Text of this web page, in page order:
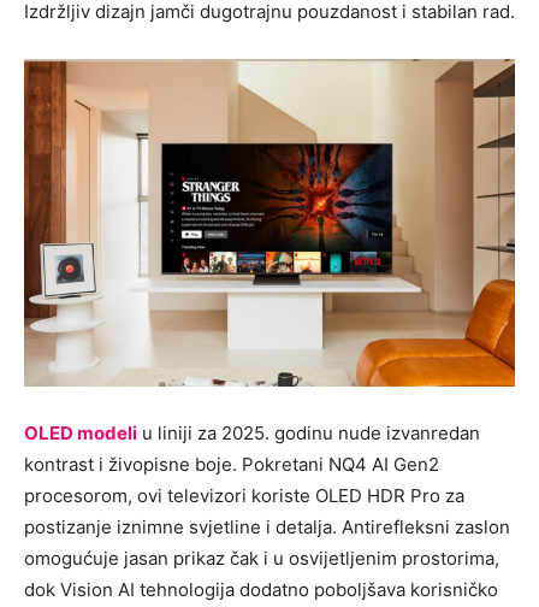
Izdržljiv dizajn jamči dugotrajnu pouzdanost i stabilan rad.
OLED modeli u liniji za 2025. godinu nude izvanredan
kontrast i živopisne boje. Pokretani NQ4 AI Gen2
procesorom, ovi televizori koriste OLED HDR Pro za
postizanje iznimne svjetline i detalja. Antirefleksni zaslon
omogućuje jasan prikaz čak i u osvijetljenim prostorima,
dok Vision AI tehnologija dodatno poboljšava korisničko